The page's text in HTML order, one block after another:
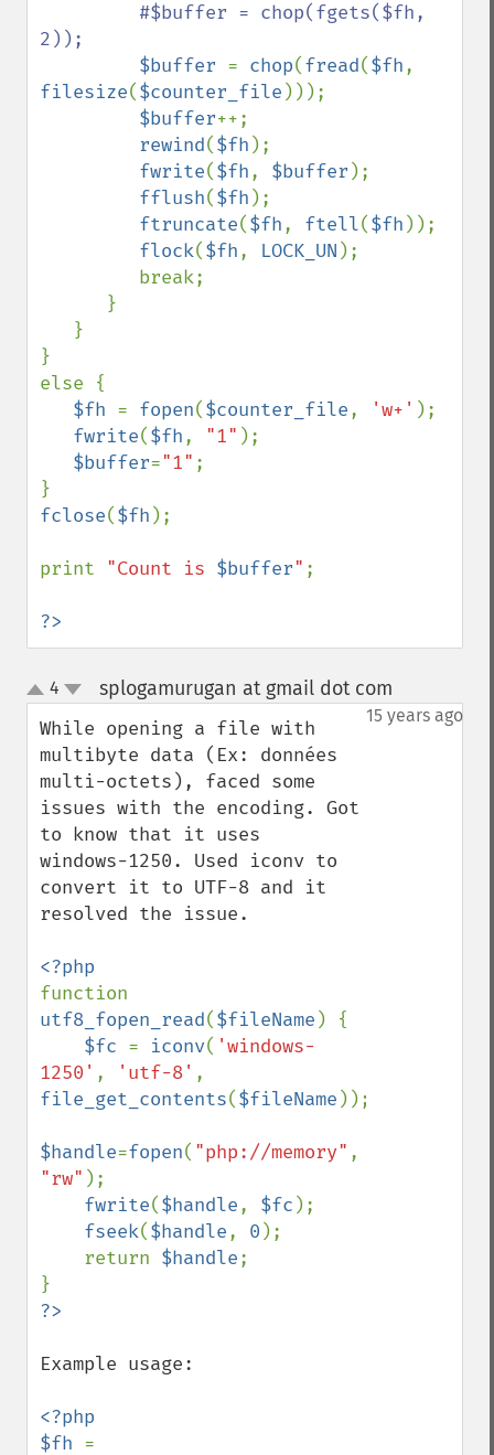
#$buffer = chop(fgets($fh,
2));
$buffer = chop(fread($fh
filesize($counter_file )));
$buffer++;
rewind($fh );
fwrite($fh, $buffer );
fflush($fh );
ftruncate($fh, ftell($fh ));
flock($fh, LOCK_UN );
}
else {
$fh = fopen($counter_file, 'w+' );
fwrite($fh, "1" );
$buffer="1" ;
fclose($fh );
print "Count is $buffer" ;
?>
up
down
4 splogamurugan at gmail dot com
15 years ago
While opening a file with
multibyte data (Ex: données
multi-octets), faced some
issues with the encoding. Got
to know that it uses
windows-1250. Used iconv to
convert it to UTF-8 and it
resolved the issue.
utf8_fopen_read($fileName ) {
$fc = iconv( 'windows-
1250' , 'utf-8'
file_get_contents($fileName ));
$handle=fopen( "php://memory"
"rw" );
fwrite($handle, $fc );
fseek($handle, 0 );
    return
$handle;
Example usage:
<?php
$fh